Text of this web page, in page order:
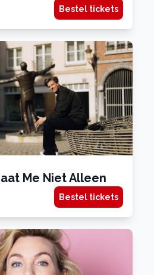
Bestel tickets
Me Niet Alleen
Bestel tickets